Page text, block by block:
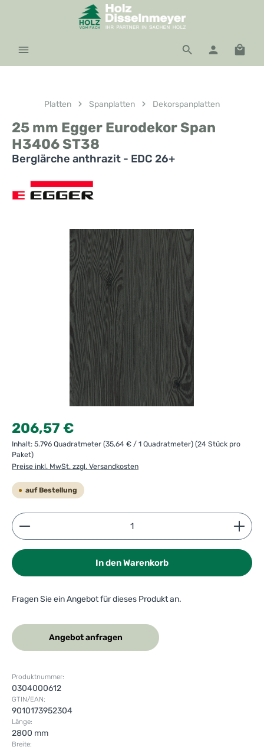
Zum Hauptinhalt springen
Platten Spanplatten Dekorspanplatten
25 mm Egger Eurodekor Span
H3406 ST38
Berglärche anthrazit - EDC 26+
Bildergalerie überspringen
Regulärer Preis:
206,57 €
Inhalt: 5.796 Quadratmeter (35,64 € / 1 Quadratmeter) (24 Stück pro
Paket)
Preise inkl. MwSt. zzgl. Versandkosten
auf Bestellung
Produkt Anzahl: Gib den gewünschten Wert ein
In den Warenkorb
Fragen Sie ein Angebot für dieses Produkt an.
Angebot anfragen
Produktnummer:
0304000612
GTIN/EAN:
9010173952304
Länge:
2800 mm
Breite: